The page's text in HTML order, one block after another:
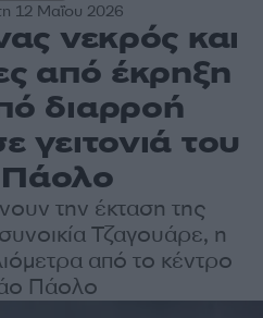
12 Μαΐου 2026
νεκρός και
από έκρηξη
διαρροή
γειτονιά του
την έκταση της
Τζαγουάρε, η
από το κέντρο
Πάολο